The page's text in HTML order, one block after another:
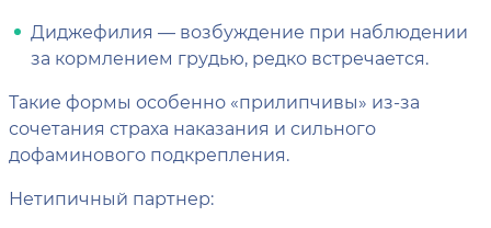
Диджефилия — возбуждение при наблюдении
за кормлением грудью, редко встречается.
Такие формы особенно «прилипчивы» из-за
сочетания страха наказания и сильного
дофаминового подкрепления.
Нетипичный партнер: